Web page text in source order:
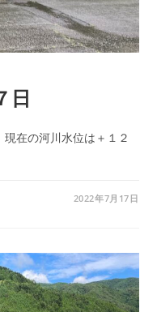
日
在の河川水位は＋１２
2022年7月17日